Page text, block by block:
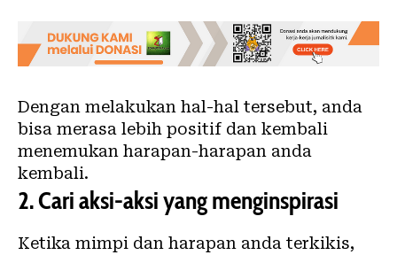
Dengan melakukan hal-hal tersebut, anda
bisa merasa lebih positif dan kembali
menemukan harapan-harapan anda
kembali.
2.Cari aksi-aksi yang menginspirasi
Ketika mimpi dan harapan anda terkikis,